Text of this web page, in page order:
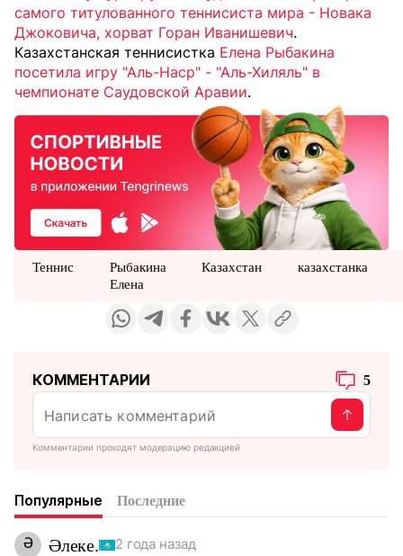
самого титулованного теннисиста мира - Новака
Джоковича, хорват Горан Иванишевич.
Казахстанская теннисистка Елена Рыбакина
посетила игру "Аль-Наср" - "Аль-Хиляль" в
чемпионате Саудовской Аравии.
Теннис
Рыбакина
Елена
Казахстан казахстанка
КОММЕНТАРИИ 5
Комментарии проходят модерацию редакцией
Популярные Последние
Ә Әлеке. 2 года назад